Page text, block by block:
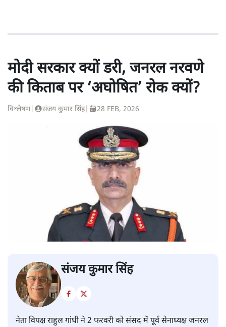
मोदी सरकार क्यों डरी, जनरल नरवणे
की किताब पर ‘अघोषित’ रोक क्यों?
विश्लेषण| संजय कुमार सिंह| 28 FEB, 2026
संजय कुमार सिंह
नेता विपक्ष राहुल गांधी ने 2 फरवरी को संसद में पूर्व सेनाध्यक्ष जनरल